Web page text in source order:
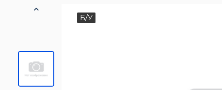
Б/У